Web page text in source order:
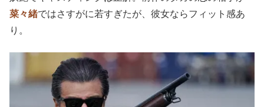
菜々緒ではさすがに若すぎたが、彼女ならフィット感あ
り。